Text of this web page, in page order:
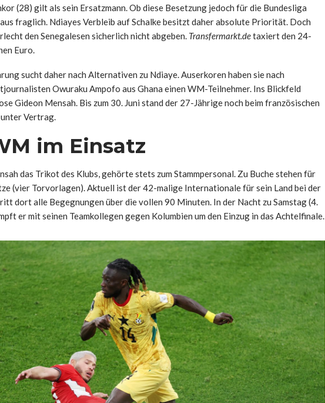
(28) gilt als sein Ersatzmann. Ob diese Besetzung jedoch für die Bundesliga
fraglich. Ndiayes Verbleib auf Schalke besitzt daher absolute Priorität. Doch
den Senegalesen sicherlich nicht abgeben. Transfermarkt.detaxiert den 24-
Euro.
sucht daher nach Alternativen zu Ndiaye. Auserkoren haben sie nach
Owuraku Ampofo aus Ghana einen WM-Teilnehmer. Ins Blickfeld
Gideon Mensah. Bis zum 30. Juni stand der 27-Jährige noch beim französischen
Vertrag.
im Einsatz
das Trikot des Klubs, gehörte stets zum Stammpersonal. Zu Buche stehen für
(vier Torvorlagen). Aktuell ist der 42-malige Internationale für sein Land bei der
dort alle Begegnungen über die vollen 90 Minuten. In der Nacht zu Samstag (4.
er mit seinen Teamkollegen gegen Kolumbien um den Einzug in das Achtelfinale.